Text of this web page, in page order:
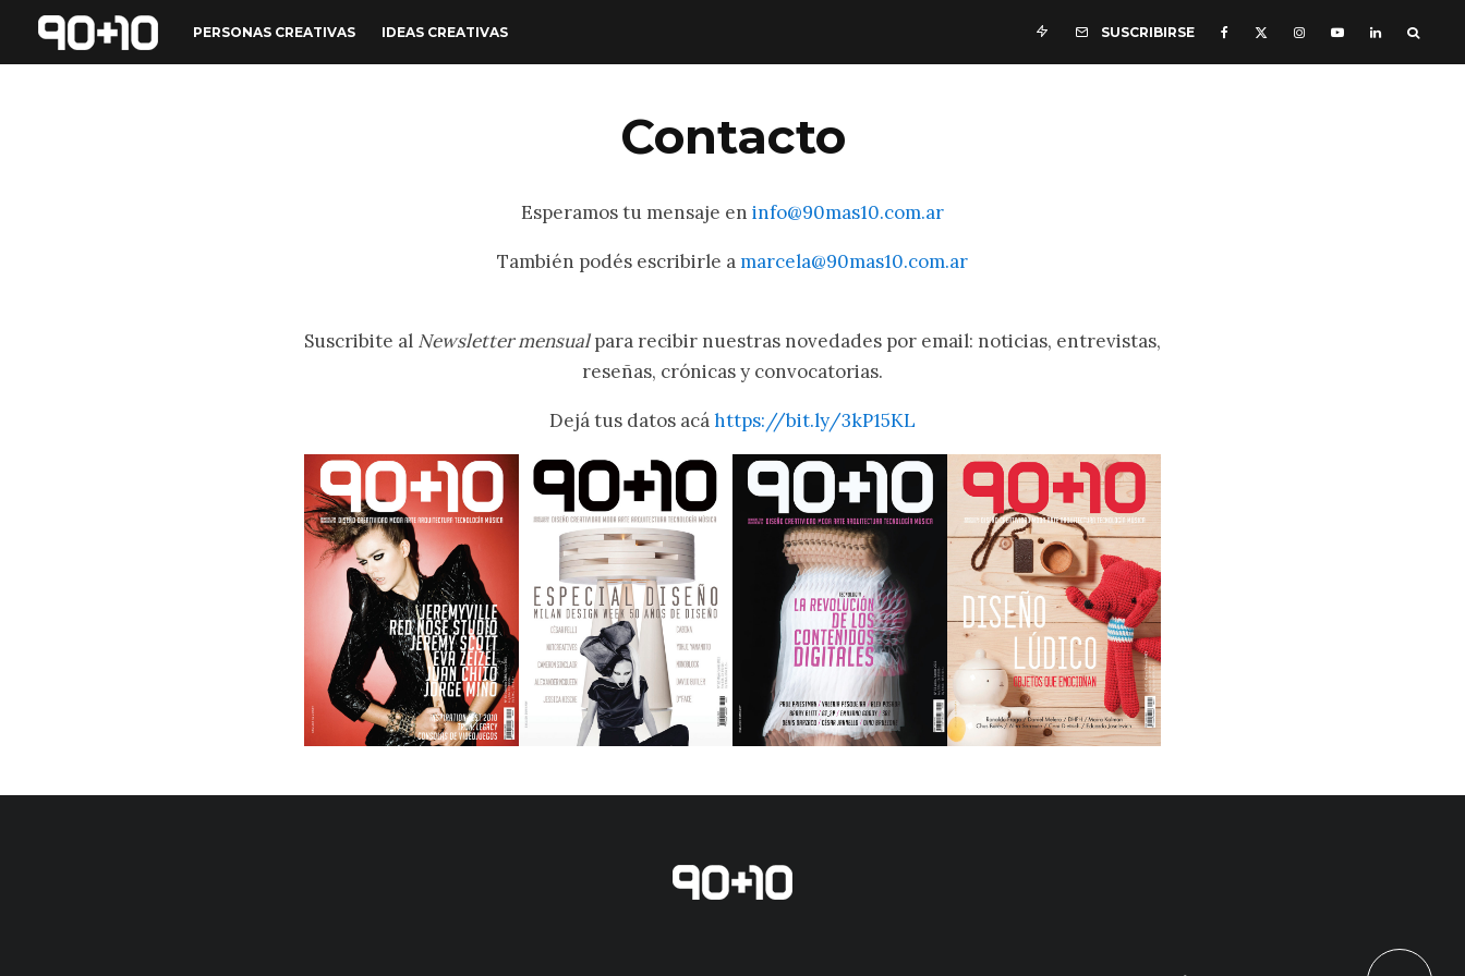
PERSONAS CREATIVAS IDEAS CREATIVAS SUSCRIBIRSE
Contacto
Esperamos tu mensaje en info@90mas10.com.ar
También podés escribirle amarcela@90mas10.com.ar
Suscribite al Newsletter mensualpara recibir nuestras novedades por email: noticias, entrevistas,
reseñas, crónicas y convocatorias.
Dejá tus datos acáhttps://bit.ly/3kP15KL